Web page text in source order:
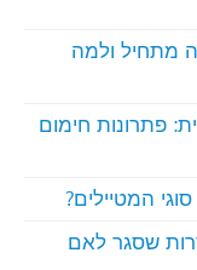
מתחיל ולמה
פתרונות חימום
המטיילים?
בשדרות שסגר לאם